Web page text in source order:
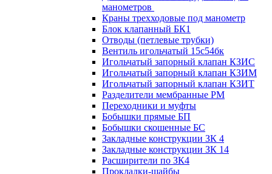
манометров
Краны трехходовые под манометр
Блок клапанный БК1
Отводы (петлевые трубки)
Вентиль игольчатый 15с54бк
Игольчатый запорный клапан КЗИС
Игольчатый запорный клапан КЗИМ
Игольчатый запорный клапан КЗИТ
Разделители мембранные РМ
Переходники и муфты
Бобышки прямые БП
Бобышки скошенные БС
Закладные конструкции ЗК 4
Закладные конструкции ЗК 14
Расширители по ЗК4
Прокладки-шайбы